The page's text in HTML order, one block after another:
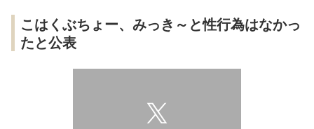
こはくぶちょー、みっき～と性行為はなかっ
たと公表